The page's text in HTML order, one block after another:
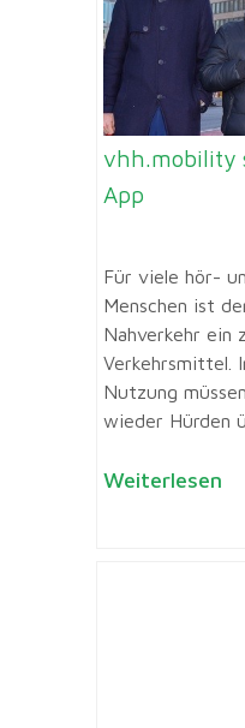
vhh.mobility
App
Für viele hör-
Menschen ist
Nahverkehr ein
Verkehrsmittel.
Nutzung
wieder Hürden
Weiterlesen